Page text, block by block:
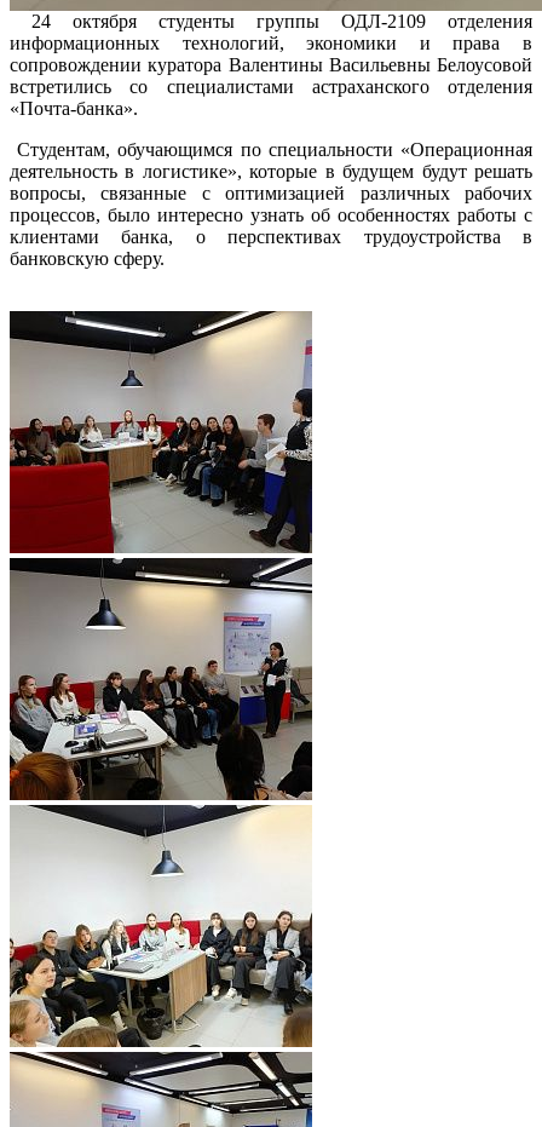
24 октября студенты группы ОДЛ-2109 отделения
информационных технологий, экономики и права в
сопровождении куратора Валентины Васильевны Белоусовой
встретились со специалистами астраханского отделения
«Почта-банка».
Студентам, обучающимся по специальности «Операционная
деятельность в логистике», которые в будущем будут решать
вопросы, связанные с оптимизацией различных рабочих
процессов, было интересно узнать об особенностях работы с
клиентами банка, о перспективах трудоустройства в
банковскую сферу.